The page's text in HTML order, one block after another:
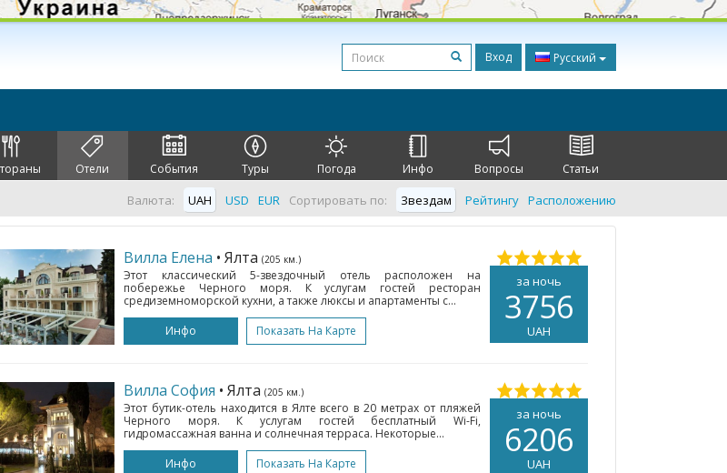
Вход Русский
Отели События Туры Погода Инфо Вопросы Статьи
Сортировать по: Звездам Рейтингу Расположению
Валюта: UAH USD EUR
за ночь
3756
UAH
Вилла Елена • Ялта (205 км.)
Этот классический 5-звездочный отель расположен на
побережье Черного моря. К услугам гостей ресторан
средиземноморской кухни, а также люксы и апартаменты с...
Инфо
Показать На Карте
за ночь
6206
UAH
Вилла София • Ялта (205 км.)
Этот бутик-отель находится в Ялте всего в 20 метрах от пляжей
Черного моря. К услугам гостей бесплатный Wi-Fi,
гидромассажная ванна и солнечная терраса. Некоторые...
Инфо
Показать На Карте